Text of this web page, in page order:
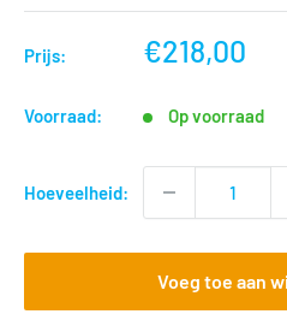
Prijs:
nu
€218,00
Voorraad: Op voorraad
Hoeveelheid:
Voeg toe aan